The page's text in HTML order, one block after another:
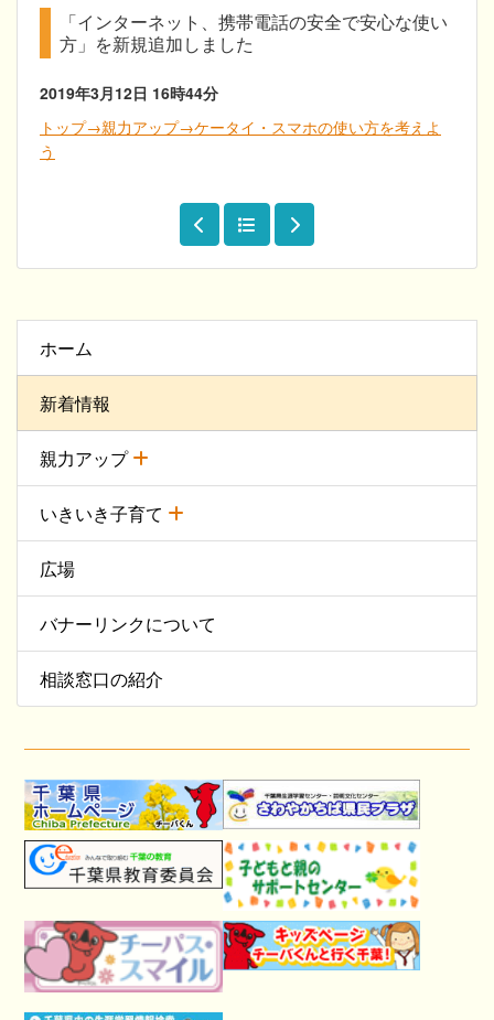
ホーム
新着情報
親力アップ
いきいき子育て
広場
バナーリンクについて
相談窓口の紹介
「インターネット、携帯電話の安全で安心な使い
方」を新規追加しました
2019年3月12日 16時44分
トップ→親力アップ→ケータイ・スマホの使い方を考えよ
う